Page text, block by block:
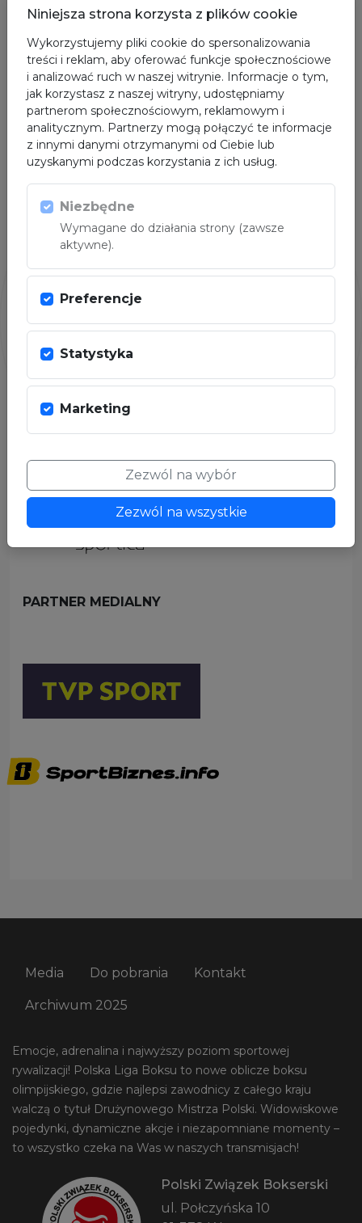
SPONSOR GŁÓWNY
PARTNER MEDIALNY
Media Do pobrania Kontakt
Archiwum 2025
Emocje, adrenalina i najwyższy poziom sportowej
rywalizacji! Polska Liga Boksu to nowe oblicze boksu
olimpijskiego, gdzie najlepsi zawodnicy z całego kraju
walczą o tytuł Drużynowego Mistrza Polski. Widowiskowe
pojedynki, dynamiczne akcje i niezapomniane momenty –
to wszystko czeka na Was w naszych transmisjach!
Polski Związek Bokserski
ul. Połczyńska 10
Niniejsza strona korzysta z plików cookie
Wykorzystujemy pliki cookie do spersonalizowania
treści i reklam, aby oferować funkcje społecznościowe
i analizować ruch w naszej witrynie. Informacje o tym,
jak korzystasz z naszej witryny, udostępniamy
partnerom społecznościowym, reklamowym i
analitycznym. Partnerzy mogą połączyć te informacje
z innymi danymi otrzymanymi od Ciebie lub
uzyskanymi podczas korzystania z ich usług.
Niezbędne
Wymagane do działania strony (zawsze
aktywne).
Preferencje
Statystyka
Marketing
Zezwól na wybór
Zezwól na wszystkie